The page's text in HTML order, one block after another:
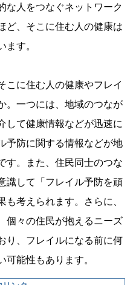
な人をつなぐネットワーク
ど、そこに住む人の健康は
す。
こに住む人の健康やフレイ
。一つには、地域のつなが
して健康情報などが迅速に
予防に関する情報などが地
す。また、住民同士のつな
識して「フレイル予防を頑
考えられます。さらに、
個々の住民が抱えるニーズ
り、フレイルになる前に何
能性もあります。